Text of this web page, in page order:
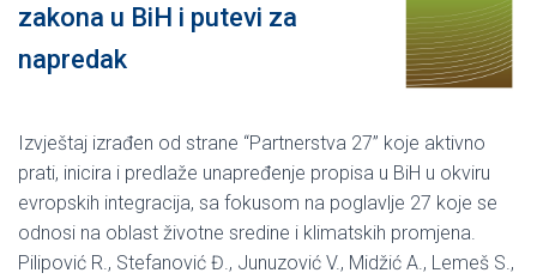
zakona u BiH i putevi za
napredak
Izvještaj izrađen od strane “Partnerstva 27” koje aktivno
prati, inicira i predlaže unapređenje propisa u BiH u okviru
evropskih integracija, sa fokusom na poglavlje 27 koje se
odnosi na oblast životne sredine i klimatskih promjena.
Pilipović R., Stefanović Đ., Junuzović V., Midžić A., Lemeš S.,